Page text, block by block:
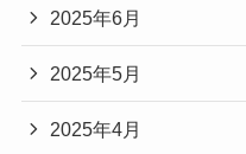
2025年6月
2025年5月
2025年4月